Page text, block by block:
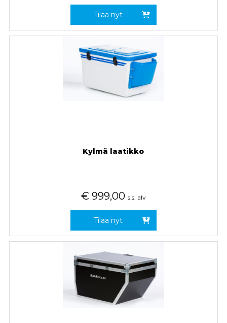
Tilaa nyt
Kylmä laatikko
€ 999,00 sis. alv
Tilaa nyt